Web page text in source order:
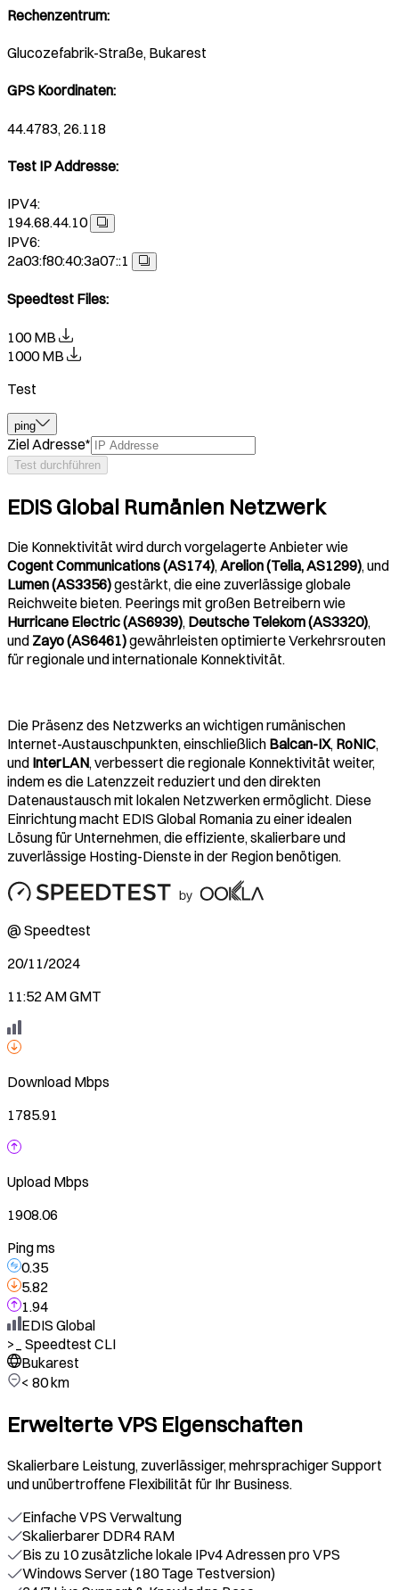
Rechenzentrum:
Glucozefabrik-Straße, Bukarest
GPS Koordinaten:
44.4783, 26.118
Test IP Addresse:
IPV4:
194.68.44.10
IPV6:
2a03:f80:40:3a07::1
Speedtest Files:
100 MB
1000 MB
Test
ping
Ziel Adresse*
Test durchführen
EDIS Global Rumänien Netzwerk
Die Konnektivität wird durch vorgelagerte Anbieter wie
Cogent Communications (AS174),Arelion (Telia, AS1299), und
Lumen (AS3356)gestärkt, die eine zuverlässige globale
Reichweite bieten. Peerings mit großen Betreibern wie
Hurricane Electric (AS6939), Deutsche Telekom (AS3320),
und Zayo (AS6461)gewährleisten optimierte Verkehrsrouten
für regionale und internationale Konnektivität.
Die Präsenz des Netzwerks an wichtigen rumänischen
Internet-Austauschpunkten, einschließlich Balcan-IX, RoNIC,
und InterLAN, verbessert die regionale Konnektivität weiter,
indem es die Latenzzeit reduziert und den direkten
Datenaustausch mit lokalen Netzwerken ermöglicht. Diese
Einrichtung macht EDIS Global Romania zu einer idealen
Lösung für Unternehmen, die effiziente, skalierbare und
zuverlässige Hosting-Dienste in der Region benötigen.
@ Speedtest
20/11/2024
11:52 AM GMT
Download Mbps
1785.91
Upload Mbps
1908.06
Ping ms
0.35
5.82
1.94
EDIS Global
>_ Speedtest CLI
Bukarest
< 80 km
Erweiterte VPS Eigenschaften
Skalierbare Leistung, zuverlässiger, mehrsprachiger Support
und unübertroffene Flexibilität für Ihr Business.
Einfache VPS Verwaltung
Skalierbarer DDR4 RAM
Bis zu 10 zusätzliche lokale IPv4 Adressen pro VPS
Windows Server (180 Tage Testversion)